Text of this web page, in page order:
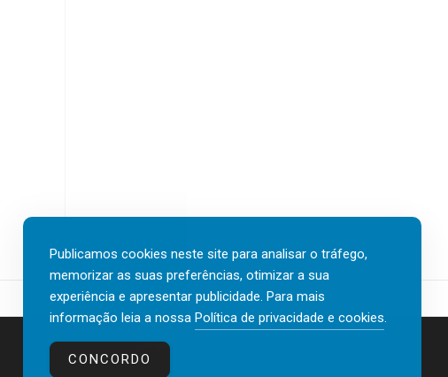
Contactos
Publicamos cookies neste site para analisar o tráfego,
memorizar as suas preferências, otimizar a sua
experiência e apresentar publicidade. Para mais
informação leia a nossa Política de privacidade e cookies.
CONCORDO